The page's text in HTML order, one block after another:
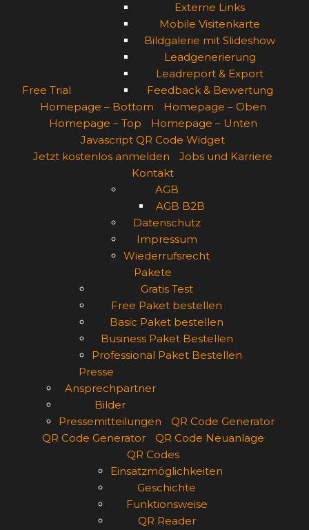
Free Trial
Externe Links
Mobile Visitenkarte
Bildgalerie mit Slideshow
Leadgenerierung
Leadreport & Export
Feedback & Bewertung
Homepage – Bottom
Homepage – Oben
Homepage – Top
Homepage – Unten
Javascript QR Code Widget
Jetzt kostenlos anmelden
Jobs und Karriere
Kontakt
AGB
AGB B2B
Datenschutz
Impressum
Wiederrufsrecht
Pakete
Gratis Test
Free Paket bestellen
Basic Paket bestellen
Business Paket Bestellen
Professional Paket Bestellen
Presse
Ansprechpartner
Bilder
Pressemitteilungen
QR Code Generator
QR Code Generator
QR Code Neuanlage
QR Codes
Einsatzmöglichkeiten
Geschichte
Funktionsweise
QR Reader